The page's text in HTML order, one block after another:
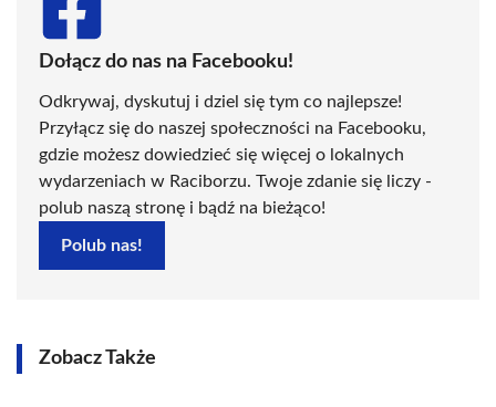
Dołącz do nas na Facebooku!
Odkrywaj, dyskutuj i dziel się tym co najlepsze!
Przyłącz się do naszej społeczności na Facebooku,
gdzie możesz dowiedzieć się więcej o lokalnych
wydarzeniach w Raciborzu. Twoje zdanie się liczy -
polub naszą stronę i bądź na bieżąco!
Polub nas!
Zobacz Także